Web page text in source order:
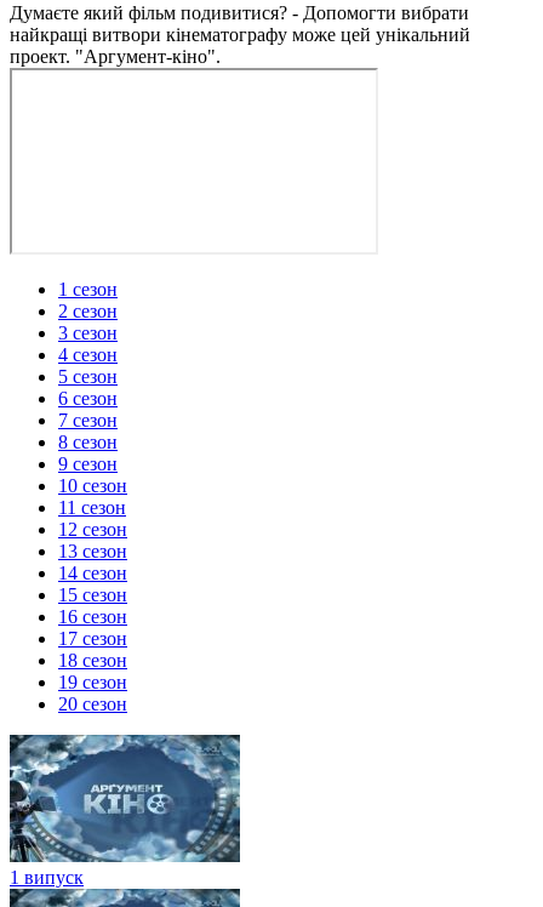
Думаєте який фільм подивитися? - Допомогти вибрати
найкращі витвори кінематографу може цей унікальний
проект. "Аргумент-кіно".
1 сезон
2 сезон
3 сезон
4 сезон
5 сезон
6 сезон
7 сезон
8 сезон
9 сезон
10 сезон
11 сезон
12 сезон
13 сезон
14 сезон
15 сезон
16 сезон
17 сезон
18 сезон
19 сезон
20 сезон
1 випуск